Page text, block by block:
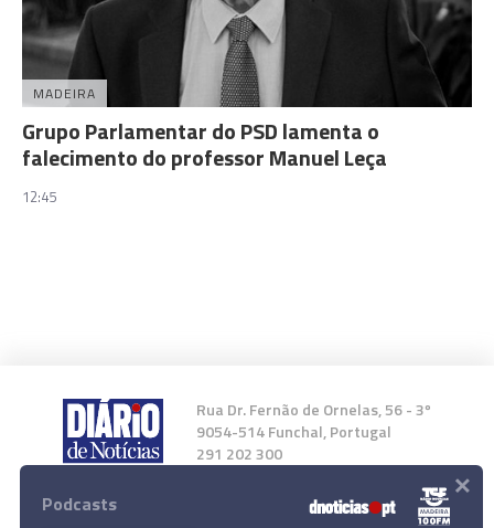
MADEIRA
Grupo Parlamentar do PSD lamenta o
falecimento do professor Manuel Leça
12:45
Rua Dr. Fernão de Ornelas, 56 - 3º
9054-514 Funchal, Portugal
291 202 300
Instale a nossa App
Podcasts ×